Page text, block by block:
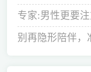
专家:男性更要
间
别再隐形陪伴，